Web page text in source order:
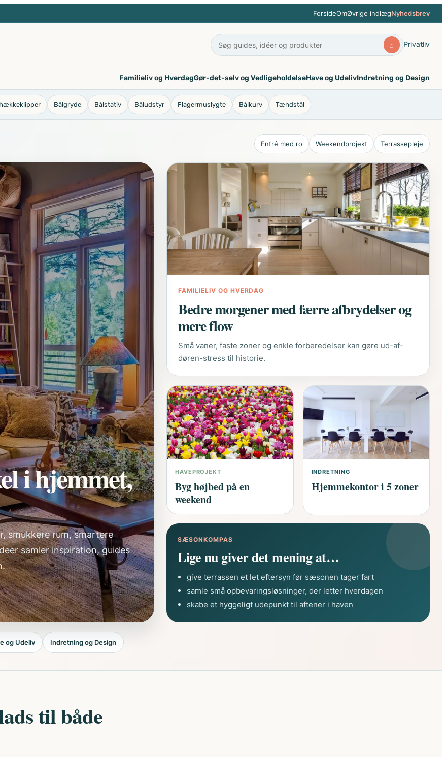
ForsideOmØvrige indlægNyhedsbrev
⌕ Privatliv
Familieliv og HverdagGør-det-selv og VedligeholdelseHave og UdelivIndretning og Design
Bålgryde Bålstativ Båludstyr Flagermuslygte Bålkurv Tændstål
Entré med ro Weekendprojekt Terrassepleje
i hjemmet,
smukkere rum, smartere
samler inspiration, guides
FAMILIELIV OG HVERDAG
Bedre morgener med færre afbrydelser og
mere flow
Små vaner, faste zoner og enkle forberedelser kan gøre ud-af-
døren-stress til historie.
HAVEPROJEKT
Byg højbed på en
weekend
INDRETNING
Hjemmekontor i 5 zoner
SÆSONKOMPAS
Lige nu giver det mening at…
give terrassen et let eftersyn før sæsonen tager fart
samle små opbevaringsløsninger, der letter hverdagen
skabe et hyggeligt udepunkt til aftener i haven
og Udeliv Indretning og Design
til både